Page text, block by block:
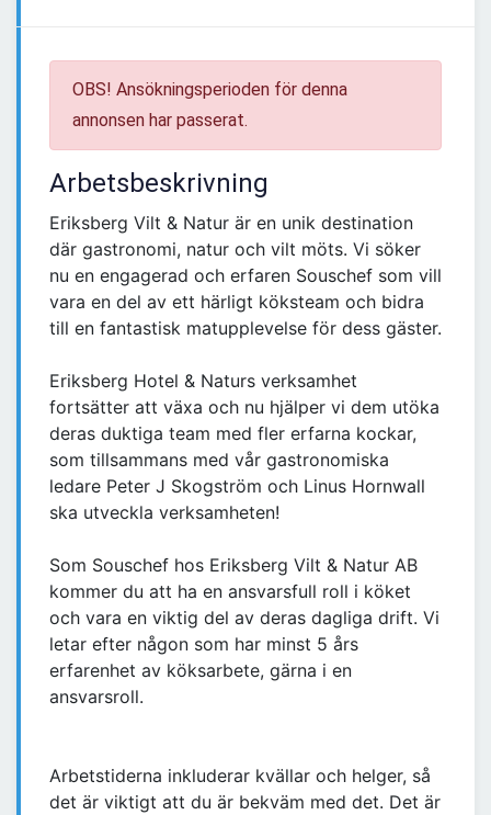
OBS! Ansökningsperioden för denna
annonsen har passerat.
Arbetsbeskrivning
Eriksberg Vilt & Natur är en unik destination
där gastronomi, natur och vilt möts. Vi söker
nu en engagerad och erfaren Souschef som vill
vara en del av ett härligt köksteam och bidra
till en fantastisk matupplevelse för dess gäster.
Eriksberg Hotel & Naturs verksamhet
fortsätter att växa och nu hjälper vi dem utöka
deras duktiga team med fler erfarna kockar,
som tillsammans med vår gastronomiska
ledare Peter J Skogström och Linus Hornwall
ska utveckla verksamheten!
Som Souschef hos Eriksberg Vilt & Natur AB
kommer du att ha en ansvarsfull roll i köket
och vara en viktig del av deras dagliga drift. Vi
letar efter någon som har minst 5 års
erfarenhet av köksarbete, gärna i en
ansvarsroll.
Arbetstiderna inkluderar kvällar och helger, så
det är viktigt att du är bekväm med det. Det är